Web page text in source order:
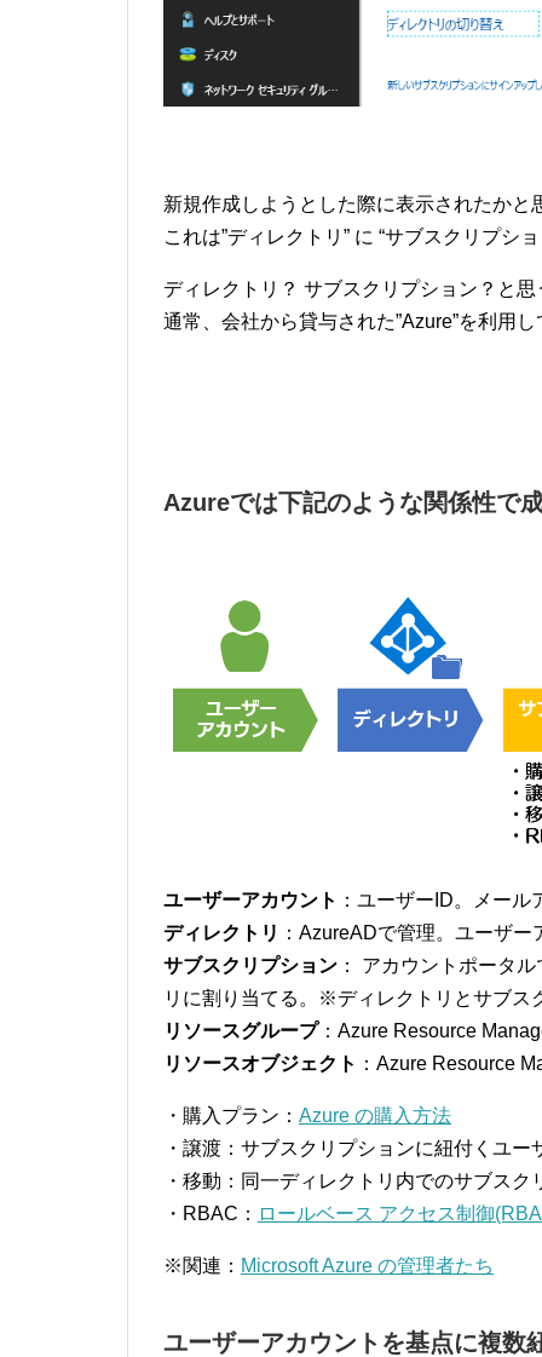
新規作成しようとした際に表示されたかと
これは”ディレクトリ” に “サブスクリプシ
ディレクトリ？ サブスクリプション？と
通常、会社から貸与された”Azure”を利用
Azureでは下記のような関係性で
ユーザーアカウント ：ユーザーID。メール
ディレクトリ ：AzureADで管理。ユーザ
サブスクリプション ： アカウントポータ
リに割り当てる。※ディレクトリとサブス
リソースグループ：Azure Resource
リソースオブジェクト ：Azure Resource
・購入プラン： Azure の購入方法
・譲渡：サブスクリプションに紐付くユ
・移動：同一ディレクトリ内でのサブス
・RBAC： ロールベース アクセス制御
※関連： Microsoft Azure の管理者たち
ユーザーアカウントを基点に複数